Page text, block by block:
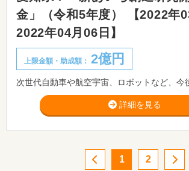
金」（令和5年度） 【2022年
2022年04月06日】
上限金額・助成額： 2億円
詳細を見る
1 2